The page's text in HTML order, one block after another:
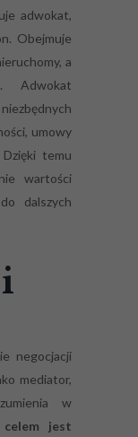
adwokat,
Obejmuje
a
Adwokat
umowy
temu
wartości
dalszych
negocjacji
mediator,
w
celem jest